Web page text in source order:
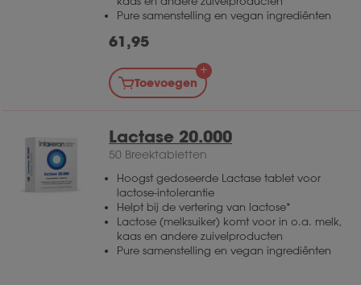
Pure samenstelling en vegan ingrediënten
61,95
Toevoegen
Lactase 20.000
50 Breektabletten
Hoogst gedoseerde Lactase tablet voor
lactose-intolerantie
Helpt bij de vertering van lactose*
Lactose (melksuiker) komt voor in o.a. melk,
kaas en andere zuivelproducten
Pure samenstelling en vegan ingrediënten